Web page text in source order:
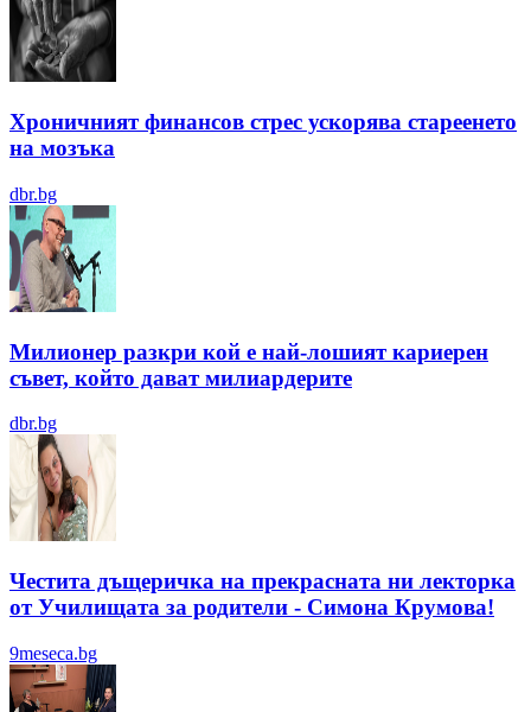
Хроничният финансов стрес ускорява стареенето
на мозъка
dbr.bg
Милионер разкри кой е най-лошият кариерен
съвет, който дават милиардерите
dbr.bg
Честита дъщеричка на прекрасната ни лекторка
от Училищата за родители - Симона Крумова!
9meseca.bg